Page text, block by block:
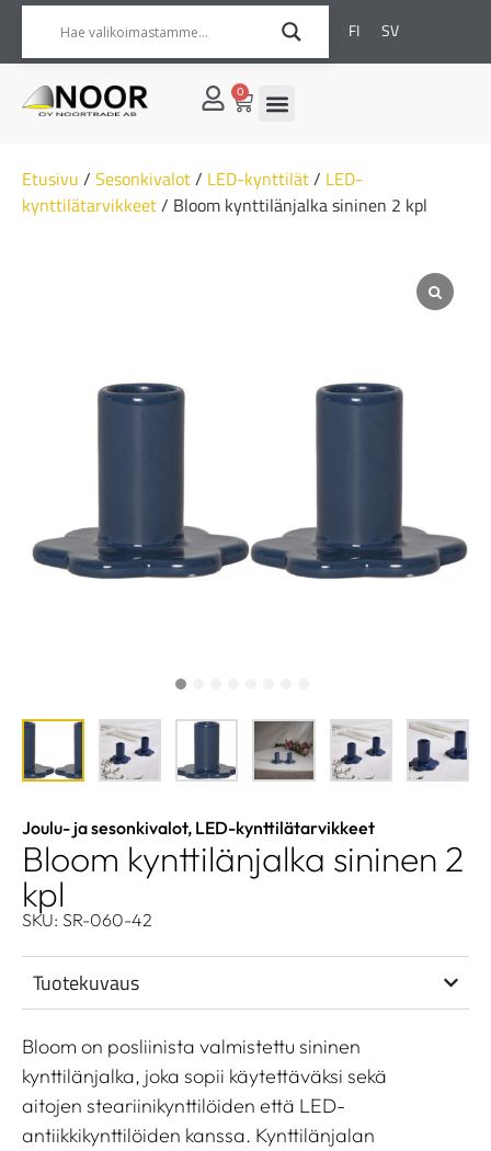
FI SV
0
Etusivu / Sesonkivalot/ LED-kynttilät/ LED-
kynttilätarvikkeet/ Bloom kynttilänjalka sininen 2 kpl
Joulu- ja sesonkivalot, LED-kynttilätarvikkeet
Bloom kynttilänjalka sininen 2
kpl
SKU: SR-060-42
Tuotekuvaus
Bloom on posliinista valmistettu sininen
kynttilänjalka, joka sopii käytettäväksi sekä
aitojen steariinikynttilöiden että LED-
antiikkikynttilöiden kanssa. Kynttilänjalan